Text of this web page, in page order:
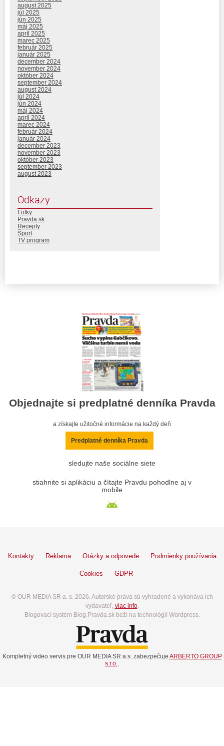
august 2025
júl 2025
jún 2025
máj 2025
apríl 2025
marec 2025
február 2025
január 2025
december 2024
november 2024
október 2024
september 2024
august 2024
júl 2024
jún 2024
máj 2024
apríl 2024
marec 2024
február 2024
január 2024
december 2023
november 2023
október 2023
september 2023
august 2023
Odkazy
Fotky
Pravda.sk
Recepty
Šport
TV program
Objednajte si predplatné denníka Pravda
a získajte užitočné informácie na každý deň
Predplatné denníka Pravda
sledujte naše sociálne siete
stiahnite si aplikáciu a čítajte Pravdu pohodlne aj v
mobile
Kontakty Reklama Otázky a odpovede Podmienky používania
Cookies GDPR
© OUR MEDIA SR a. s. 2026. Autorské práva sú vyhradené a vykonáva ich
vydavateľ, viac info.
Blogovací systém Blog.Pravda.sk beží na technológií Wordpress.
Kompletný video servis pre OUR MEDIA SR a.s. zabezpečuje ARBERTO GROUP
s.r.o.